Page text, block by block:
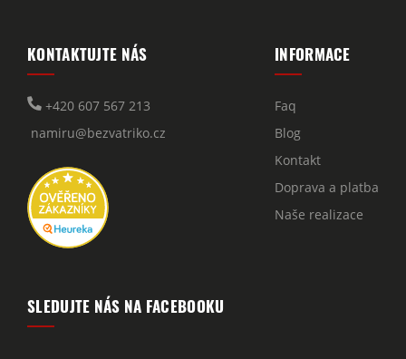
KONTAKTUJTE NÁS
+420 607 567 213
namiru@bezvatriko.cz
INFORMACE
Faq
Blog
Kontakt
Doprava a platba
Naše realizace
SLEDUJTE NÁS NA FACEBOOKU